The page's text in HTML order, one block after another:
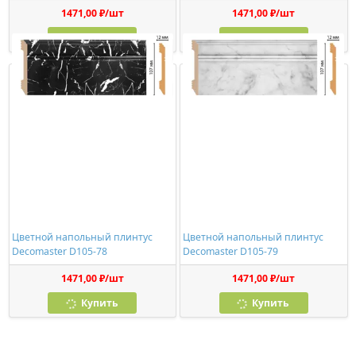
1471,00 ₽/шт
Купить
1471,00 ₽/шт
Купить
Цветной напольный плинтус
Decomaster D105-78
1471,00 ₽/шт
Купить
Цветной напольный плинтус
Decomaster D105-79
1471,00 ₽/шт
Купить